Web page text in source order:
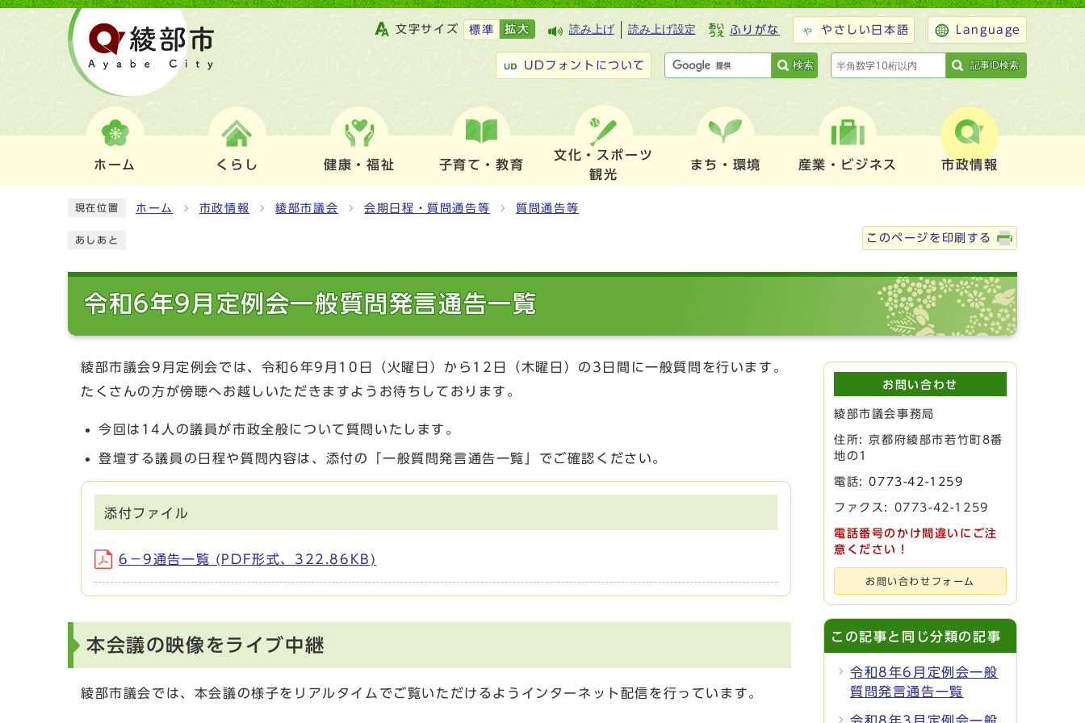
文字サイズ 標準 拡大 読み上げ 読み上げ設定 ふりがな やさしい日本語 Language
UDフォントについて 検索 記事ID検索
ホーム くらし 健康・福祉 子育て・教育
文化・スポーツ
観光
まち・環境 産業・ビジネス 市政情報
現在位置 ホーム 市政情報 綾部市議会 会期日程・質問通告等 質問通告等
あしあと このページを印刷する
令和6年9月定例会一般質問発言通告一覧
綾部市議会9月定例会では、令和6年9月10日（火曜日）から12日（木曜日）の3日間に一般質問を行います。
たくさんの方が傍聴へお越しいただきますようお待ちしております。
今回は14人の議員が市政全般について質問いたします。
登壇する議員の日程や質問内容は、添付の「一般質問発言通告一覧」でご確認ください。
添付ファイル
6－9通告一覧 (PDF形式、322.86KB)
本会議の映像をライブ中継
綾部市議会では、本会議の様子をリアルタイムでご覧いただけるようインターネット配信を行っています。
お問い合わせ
綾部市議会事務局
住所: 京都府綾部市若竹町8番
地の1
電話:0773-42-1259
ファクス: 0773-42-1259
電話番号のかけ間違いにご注
意ください！
お問い合わせフォーム
この記事と同じ分類の記事
令和8年6月定例会一般
質問発言通告一覧